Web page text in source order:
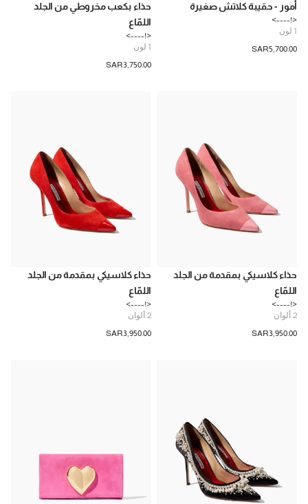
أمور - حقيبة كلاتش صغيرة
<!---->
1 لون
SAR‌5,700.00
حذاء بكعب مخروطي من الجلد
اللمّاع
<!---->
1 لون
SAR‌3,750.00
حذاء كلاسيكي بمقدمة من الجلد
اللمّاع
<!---->
2 ألوان
SAR‌3,950.00
حذاء كلاسيكي بمقدمة من الجلد
اللمّاع
<!---->
2 ألوان
SAR‌3,950.00